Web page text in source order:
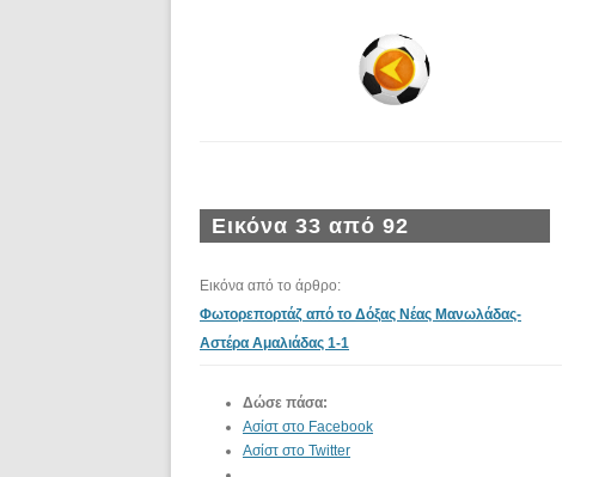
Εικόνα 33 από 92
Εικόνα από το άρθρο:
Φωτορεπορτάζ από το Δόξας Νέας Μανωλάδας-
Αστέρα Αμαλιάδας 1-1
Δώσε πάσα:
Ασίστ στο Facebook
Ασίστ στο Twitter